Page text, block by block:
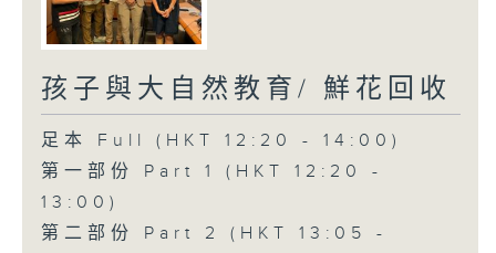
孩子與大自然教育/ 鮮花回收
足本 Full (HKT 12:20 - 14:00)
第一部份 Part 1 (HKT 12:20 -
13:00)
第二部份 Part 2 (HKT 13:05 -